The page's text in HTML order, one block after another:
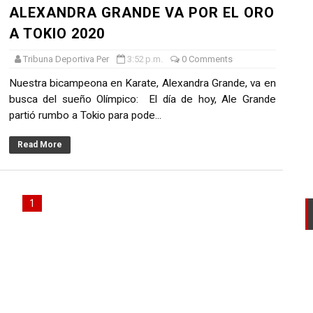
DEL RONEX 2025 SERÁ ESTE 30 DE NOVIEMBRE
de la Primavera del Rally Mobil Perú
PRIMER GOLPE Y SUEÑA CON EL ASCENSO
Y NUEVO RÉCORD NACIONAL
MONTES, CASTRO Y RODRÍGUEZ SE IMPONEN EN LA
ALEXANDRA GRANDE VA POR EL ORO
A TOKIO 2020
Tribuna Deportiva Per 3:52 p.m. 0 Comments
Nuestra bicampeona en Karate, Alexandra Grande, va en
busca del sueño Olímpico: El día de hoy, Ale Grande
partió rumbo a Tokio para pode...
Read More
1